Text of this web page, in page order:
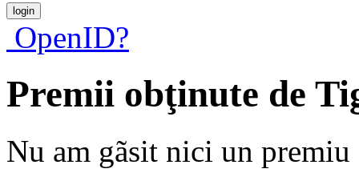
OpenID?
Premii obţinute de
Nu am gãsit nici un premiu